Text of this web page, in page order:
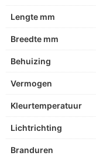
Lengte mm
Breedte mm
Behuizing
Vermogen
Kleurtemperatuur
Lichtrichting
Branduren